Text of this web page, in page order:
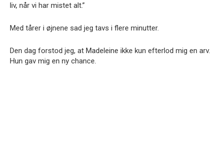
liv, når vi har mistet alt.”
Med tårer i øjnene sad jeg tavs i flere minutter.
Den dag forstod jeg, at Madeleine ikke kun efterlod mig en arv.
Hun gav mig en ny chance.